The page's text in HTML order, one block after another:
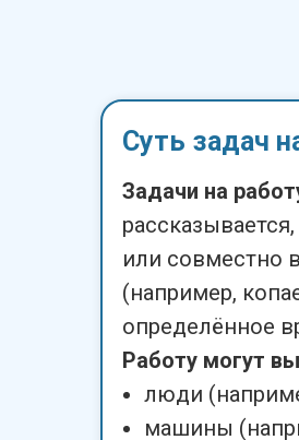
Задачи на
или совместно
(например,
определённое
Работу могут
люди
машины
Суть задач